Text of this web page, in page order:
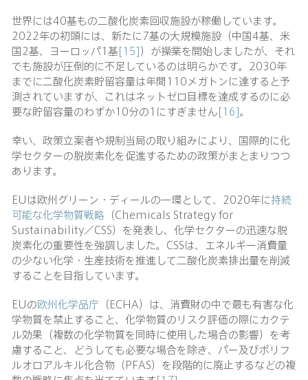
世界には40基もの二酸化炭素回収施設が稼働しています。
2022年の初頭には、新たに7基の大規模施設（中国4基、米
国2基、ヨーロッパ1基[15]）が操業を開始しましたが、それ
でも施設が圧倒的に不足しているのは明らかです。2030年
までに二酸化炭素貯留容量は年間110メガトンに達すると予
測されていますが、これはネットゼロ目標を達成するのに必
要な貯留容量のわずか10分の1にすぎません[16]。
幸い、政策立案者や規制当局の取り組みにより、国際的に化
学セクターの脱炭素化を促進するための政策がまとまりつつ
あります。
EUは欧州グリーン・ディールの一環として、2020年に持続
可能な化学物質戦略 （Chemicals Strategy for
Sustainability／CSS）を発表し、化学セクターの迅速な脱
炭素化の重要性を強調しました。CSSは、エネルギー消費量
の少ない化学・生産技術を推進して二酸化炭素排出量を削減
することを目指しています。
EUの欧州化学品庁 （ECHA）は、消費財の中で最も有害な化
学物質を禁止すること、化学物質のリスク評価の際にカクテ
ル効果（複数の化学物質を同時に使用した場合の影響）を考
慮すること、どうしても必要な場合を除き、パー及びポリフ
ルオロアルキル化合物（PFAS）を段階的に廃止するなどの複